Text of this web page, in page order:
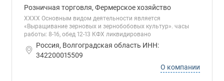
Розничная торговля, Фермерское хозяйство
ХХХХ Основным видом деятельности является
«Выращивание зерновых и зернобобовых культур». часы
работы: 8-16, обед 12-13 КФХ ликвидировано
Россия, Волгоградская область ИНН:
342200015509
О компании